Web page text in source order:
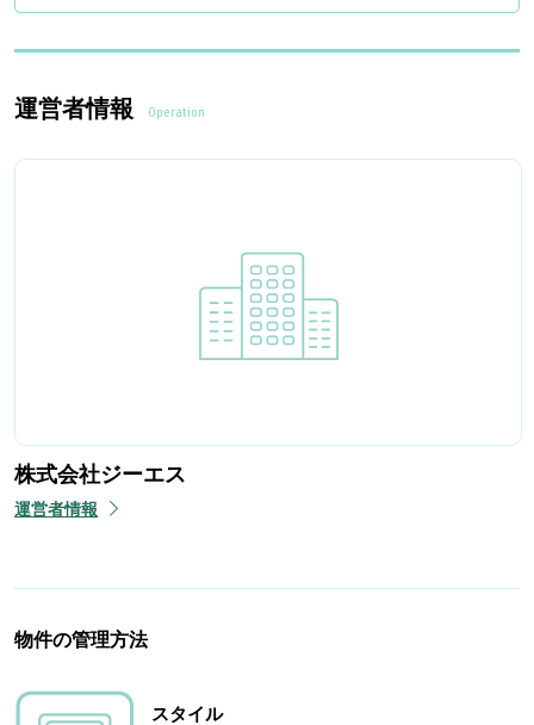
運営者情報 Operation
株式会社ジーエス
運営者情報
物件の管理方法
スタイル